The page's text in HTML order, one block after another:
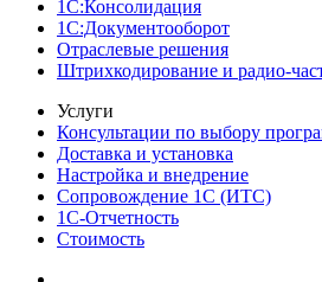
1С:Консолидация
1С:Документооборот
Отраслевые решения
Штрихкодирование и радио-
Услуги
Консультации по выбору
Доставка и установка
Настройка и внедрение
Сопровождение 1С (ИТС)
1С-Отчетность
Стоимость